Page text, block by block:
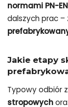
normami PN-EN
dalszych prac –
Jakie etapy
Typowy odbiór
stropowych